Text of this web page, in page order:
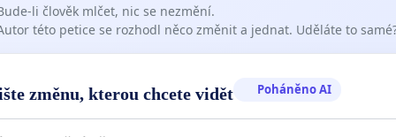
li člověk mlčet, nic se nezmění.
této petice se rozhodl něco změnit a jednat. Uděláte to
změnu, kterou chcete vidět Poháněno AI